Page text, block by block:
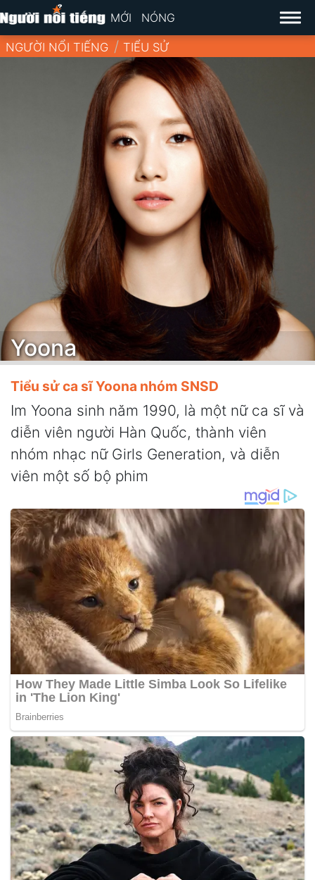
MỚI NÓNG
NGƯỜI NỔI TIẾNG TIỂU SỬ
Yoona
Tiểu sử ca sĩ Yoona nhóm SNSD
Im Yoona sinh năm 1990, là một nữ ca sĩ và
diễn viên người Hàn Quốc, thành viên
nhóm nhạc nữ Girls Generation, và diễn
viên một số bộ phim